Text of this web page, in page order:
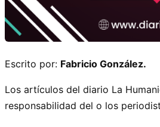
Escrito por: Fabricio González.
Los artículos del diario La
responsabilidad del o los